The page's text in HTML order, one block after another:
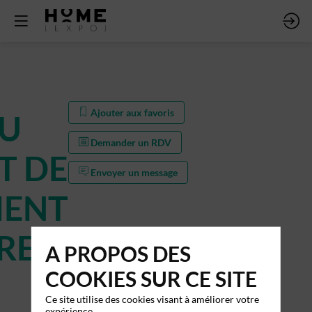
Ajouter aux favoris
Demander un RDV
Envoyer un message
DE
A PROPOS DES
COOKIES SUR CE SITE
Ce site utilise des cookies visant à améliorer votre